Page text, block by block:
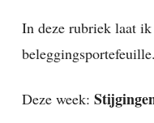
In deze rubriek laat
beleggingsportefeuille.
Deze week: